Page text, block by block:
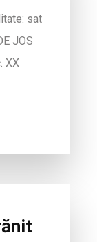
sat
JOS
XX